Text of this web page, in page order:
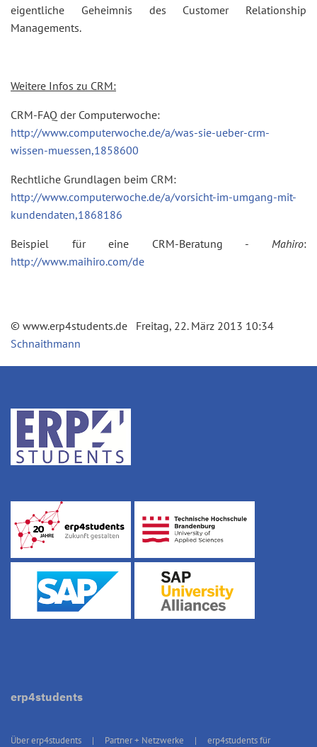
eigentliche Geheimnis des Customer Relationship
Managements.
Weitere Infos zu CRM:
CRM-FAQ der Computerwoche:
http://www.computerwoche.de/a/was-sie-ueber-crm-
wissen-muessen,1858600
Rechtliche Grundlagen beim CRM:
http://www.computerwoche.de/a/vorsicht-im-umgang-mit-
kundendaten,1868186
Beispiel für eine CRM-Beratung - Mahiro:
http://www.maihiro.com/de
© www.erp4students.de Freitag, 22. März 2013 10:34
Schnaithmann
erp4students
Über erp4students Partner + Netzwerke
erp4students für